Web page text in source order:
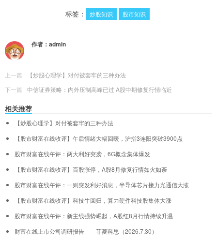
标签： 炒股知识 股市知识
作者： admin
上一篇
【炒股心理学】对付被套牢的三种办法
下一篇
中信证券策略：内外压制高峰已过 A股中期修复行情临近
相关推荐
【炒股心理学】对付被套牢的三种办法
【股市财富在线收评】午后情绪大幅回暖，沪指3连阳突破3900点
股市财富在线午评：两大利好突袭，6G概念集体爆发
【股市财富在线收评】百股涨停，A股8月修复行情如火如荼
股市财富在线午评：一则突发利好消息，半导体芯片接力光通信大涨
【股市财富在线收评】科技牛回归，算力硬件科技股集体大涨
股市财富在线午评：新主线强势崛起，A股红8月行情持续升温
财富在线上市公司调研报告——菲菱科思（2026.7.30）